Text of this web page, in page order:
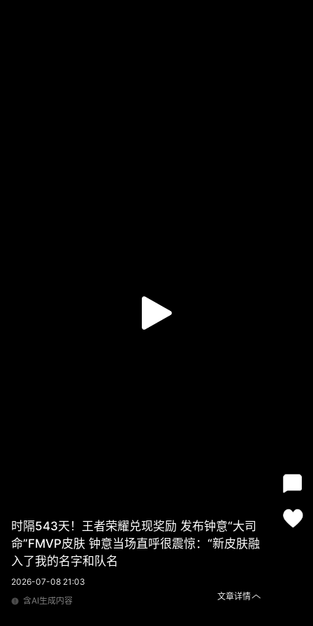
时隔543天！王者荣耀兑现奖励 发布钟意“大司
命”FMVP皮肤 钟意当场直呼很震惊：“新皮肤融
入了我的名字和队名
2026-07-08 21:03
含AI生成内容
文章详情